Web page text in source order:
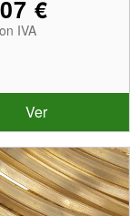
€
IVA
Ver